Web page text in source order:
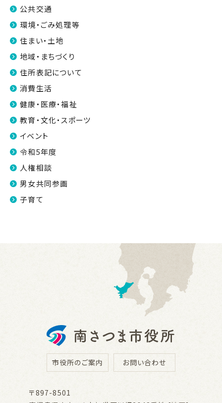
公共交通
環境・ごみ処理等
住まい・土地
地域・まちづくり
住所表記について
消費生活
健康・医療・福祉
教育・文化・スポーツ
イベント
令和5年度
人権相談
男女共同参画
子育て
市役所のご案内 お問い合わせ
〒897-8501